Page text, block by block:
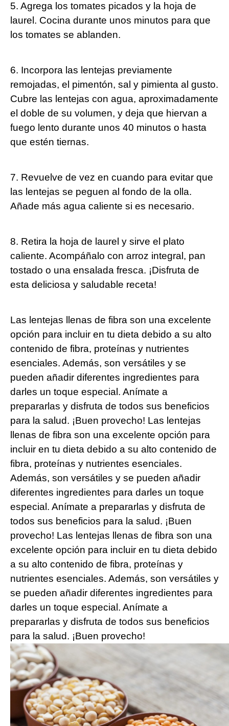
5. Agrega los tomates picados y la hoja de
laurel. Cocina durante unos minutos para que
los tomates⁤ se ablanden.
6. ​Incorpora las lentejas previamente
remojadas, el pimentón, sal y pimienta al gusto.
Cubre las lentejas con agua, aproximadamente
el doble de su volumen, y deja que hiervan a
fuego lento durante unos 40 minutos o hasta ​
que estén tiernas.
7. Revuelve de vez en cuando para evitar que
las lentejas se peguen al fondo de la⁣ olla.
Añade más agua caliente si ⁤es necesario.
8. Retira la ‍hoja de laurel y sirve ‌el plato
caliente. Acompáñalo con arroz integral, ⁢pan
tostado o una ‌ensalada⁤ fresca. ¡Disfruta de
esta deliciosa y saludable⁤ receta!
Las lentejas llenas de fibra son una excelente
opción para ‌incluir en tu dieta debido a su alto
contenido de fibra, proteínas y nutrientes
esenciales. Además, son versátiles⁣ y se
pueden añadir diferentes ingredientes para
darles un toque especial. Anímate a
prepararlas y disfruta de todos sus beneficios
para ⁢la ​salud.⁤ ¡Buen ⁣provecho! Las lentejas
llenas de fibra son una excelente opción para
incluir en tu dieta debido a su alto contenido de
fibra, proteínas y nutrientes esenciales.
Además, son versátiles y se⁤ pueden añadir
diferentes ingredientes para darles ​un⁣ toque
especial. Anímate a prepararlas y disfruta de
todos sus beneficios para la salud. ¡Buen
provecho! Las lentejas llenas de⁢ fibra son una
excelente‌ opción para incluir en tu dieta debido
a su alto contenido de fibra, proteínas ​y
nutrientes esenciales. Además, son versátiles y
se ‍pueden ⁤añadir diferentes ingredientes para
darles un toque especial. Anímate a
prepararlas‍ y disfruta de todos sus beneficios
para la salud. ¡Buen ⁢provecho!